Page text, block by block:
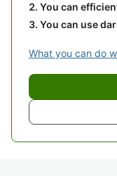
You can
You can use
What you can do